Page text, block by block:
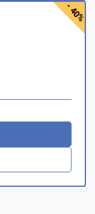
- 40%